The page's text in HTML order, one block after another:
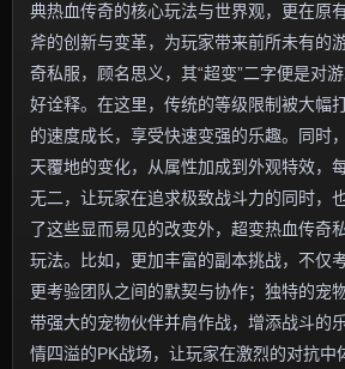
典热血传奇的核心玩法与世界观，更在原
斧的创新与变革，为玩家带来前所未有的
奇私服，顾名思义，其“超变”二字便是对
好诠释。在这里，传统的等级限制被大幅
的速度成长，享受快速变强的乐趣。同时
天覆地的变化，从属性加成到外观特效，
无二，让玩家在追求极致战斗力的同时，
了这些显而易见的改变外，超变热血传奇
玩法。比如，更加丰富的副本挑战，不仅
更考验团队之间的默契与协作；独特的宠
带强大的宠物伙伴并肩作战，增添战斗的
情四溢的PK战场，让玩家在激烈的对抗中